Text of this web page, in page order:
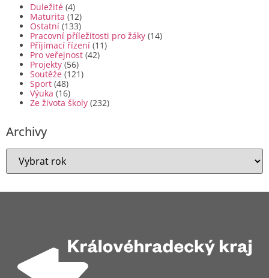
Duležité (4)
Maturita (12)
Ostatní (133)
Pracovní příležitosti pro žáky (14)
Příjímací řízení (11)
Pro veřejnost (42)
Projekty (56)
Soutěže (121)
Sport (48)
Výuka (16)
Ze života školy (232)
Archivy